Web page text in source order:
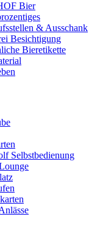
Bier
& Ausschank
Besichtigung
Bieretikette
Selbstbedienung